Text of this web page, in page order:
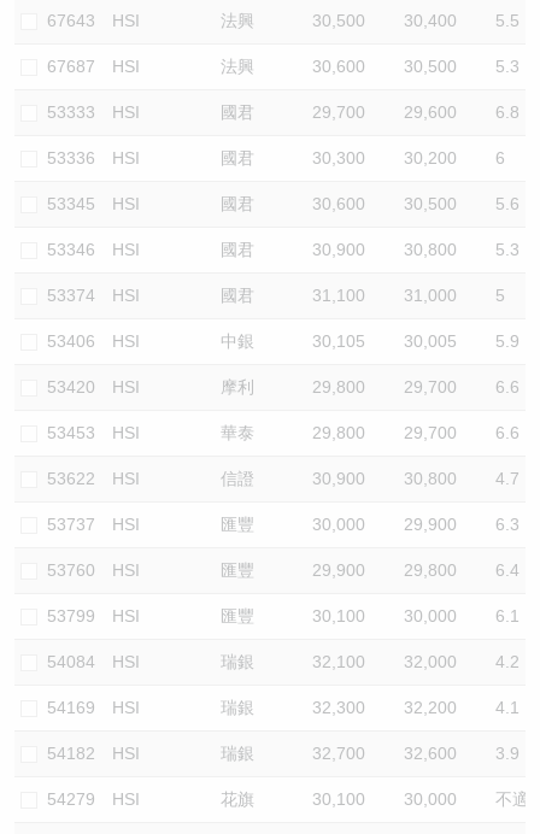
67643 HSI 法興 30,500 30,400 5.5
67687 HSI 法興 30,600 30,500 5.3
53333 HSI 國君 29,700 29,600 6.8
53336 HSI 國君 30,300 30,200 6
53345 HSI 國君 30,600 30,500 5.6
53346 HSI 國君 30,900 30,800 5.3
53374 HSI 國君 31,100 31,000 5
53406 HSI 中銀 30,105 30,005 5.9
53420 HSI 摩利 29,800 29,700 6.6
53453 HSI 華泰 29,800 29,700 6.6
53622 HSI 信證 30,900 30,800 4.7
53737 HSI 匯豐 30,000 29,900 6.3
53760 HSI 匯豐 29,900 29,800 6.4
53799 HSI 匯豐 30,100 30,000 6.1
54084 HSI 瑞銀 32,100 32,000 4.2
54169 HSI 瑞銀 32,300 32,200 4.1
54182 HSI 瑞銀 32,700 32,600 3.9
54279 HSI 花旗 30,100 30,000 不適